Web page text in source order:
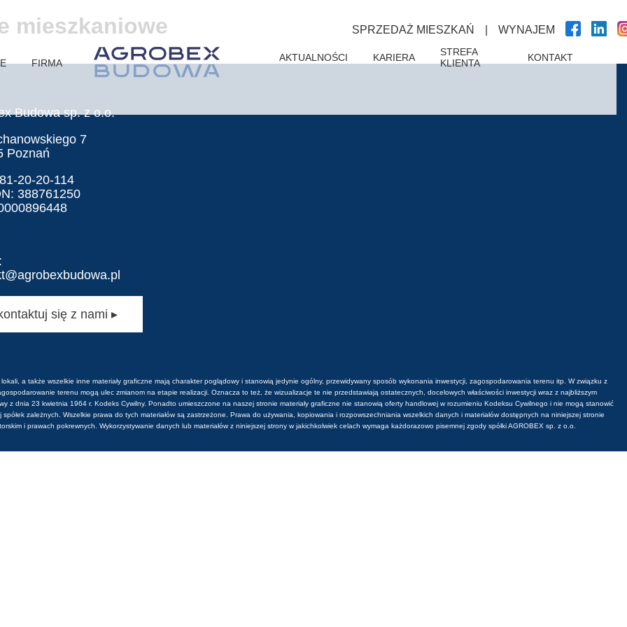
FIRMA AKTUALNOŚCI KARIERA
STREFA
KLIENTA
KONTAKT
SPRZEDAŻ MIESZKAŃ WYNAJEM
mieszkaniowe
Budowa sp. z o.o.
7
Poznań
20-20-114
388761250
się z nami ▸
a także wszelkie inne materiały graficzne mają charakter poglądowy i stanowią jedynie ogólny, przewidywany sposób wykonania inwestycji, zagospodarowania terenu itp. W związku z
terenu mogą ulec zmianom na etapie realizacji. Oznacza to też, że wizualizacje te nie przedstawiają ostatecznych, docelowych właściwości inwestycji wraz z najbliższym
z dnia 23 kwietnia 1964 r. Kodeks Cywilny. Ponadto umieszczone na naszej stronie materiały graficzne nie stanowią oferty handlowej w rozumieniu Kodeksu Cywilnego i nie mogą stanowić
zależnych. Wszelkie prawa do tych materiałów są zastrzeżone. Prawa do używania, kopiowania i rozpowszechniania wszelkich danych i materiałów dostępnych na niniejszej stronie
i prawach pokrewnych. Wykorzystywanie danych lub materiałów z niniejszej strony w jakichkolwiek celach wymaga każdorazowo pisemnej zgody spółki AGROBEX sp. z o.o.